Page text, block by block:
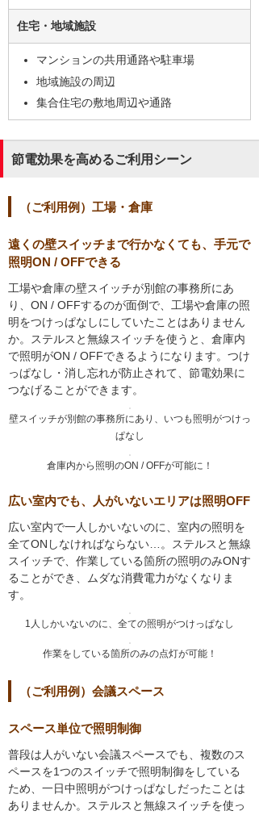
住宅・地域施設
マンションの共用通路や駐車場
地域施設の周辺
集合住宅の敷地周辺や通路
節電効果を高めるご利用シーン
（ご利用例）工場・倉庫
遠くの壁スイッチまで行かなくても、手元で
照明ON / OFFできる
工場や倉庫の壁スイッチが別館の事務所にあ
り、ON / OFFするのが面倒で、工場や倉庫の照
明をつけっぱなしにしていたことはありません
か。ステルスと無線スイッチを使うと、倉庫内
で照明がON / OFFできるようになります。つけ
っぱなし・消し忘れが防止されて、節電効果に
つなげることができます。
壁スイッチが別館の事務所にあり、いつも照明がつけっ
ぱなし
倉庫内から照明のON / OFFが可能に！
広い室内でも、人がいないエリアは照明OFF
広い室内で一人しかいないのに、室内の照明を
全てONしなければならない…。ステルスと無線
スイッチで、作業している箇所の照明のみONす
ることができ、ムダな消費電力がなくなりま
す。
1人しかいないのに、全ての照明がつけっぱなし
作業をしている箇所のみの点灯が可能！
（ご利用例）会議スペース
スペース単位で照明制御
普段は人がいない会議スペースでも、複数のス
ペースを1つのスイッチで照明制御をしている
ため、一日中照明がつけっぱなしだったことは
ありませんか。ステルスと無線スイッチを使っ